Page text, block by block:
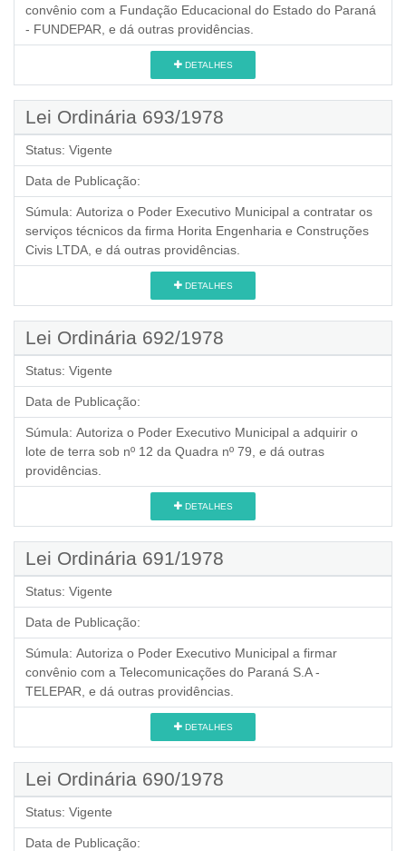
convênio com a Fundação Educacional do Estado do Paraná
- FUNDEPAR, e dá outras providências.
DETALHES
Lei Ordinária 693/1978
Status: Vigente
Data de Publicação:
Súmula: Autoriza o Poder Executivo Municipal a contratar os
serviços técnicos da firma Horita Engenharia e Construções
Civis LTDA, e dá outras providências.
DETALHES
Lei Ordinária 692/1978
Status: Vigente
Data de Publicação:
Súmula: Autoriza o Poder Executivo Municipal a adquirir o
lote de terra sob nº 12 da Quadra nº 79, e dá outras
providências.
DETALHES
Lei Ordinária 691/1978
Status: Vigente
Data de Publicação:
Súmula: Autoriza o Poder Executivo Municipal a firmar
convênio com a Telecomunicações do Paraná S.A -
TELEPAR, e dá outras providências.
DETALHES
Lei Ordinária 690/1978
Status: Vigente
Data de Publicação: